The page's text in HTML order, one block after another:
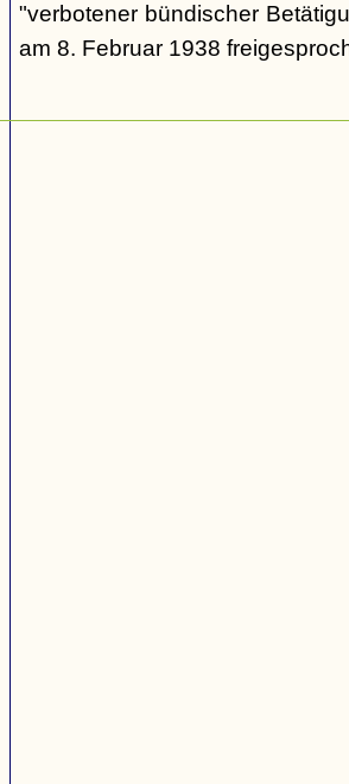
"verbotener bündischer
am 8. Februar 1938